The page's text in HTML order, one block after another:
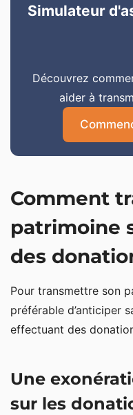
Simulateur
Découvrez
aider à
Comment
patrimoine
des
Pour transmettre son
préférable d’anticiper
effectuant des
Une
sur les